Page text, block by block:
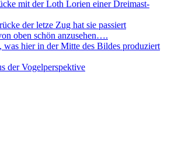
mit der Loth Lorien einer Dreimast-
der letze Zug hat sie passiert
oben schön anzusehen….
was hier in der Mitte des Bildes produziert
der Vogelperspektive